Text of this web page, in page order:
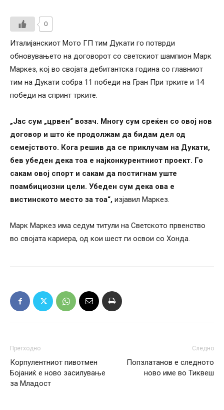
0
Италијанскиот Мото ГП тим Дукати го потврди
обновувањето на договорот со светскиот шампион Марк
Маркез, кој во својата дебитантска година со главниот
тим на Дукати собра 11 победи на Гран При трките и 14
победи на спринт трките.
„Јас сум „црвен“ возач. Многу сум среќен со овој нов
договор и што ќе продолжам да бидам дел од
семејството. Кога решив да се приклучам на Дукати,
бев убеден дека тоа е најконкурентниот проект. Го
сакам овој спорт и сакам да постигнам уште
поамбициозни цели. Убеден сум дека ова е
вистинското место за тоа“, изјавил Маркез.
Марк Маркез има седум титули на Светското првенство
во својата кариера, од кои шест ги освои со Хонда.
Претходно
Корпулентниот пивотмен
Бојаниќ е ново засилување
за Младост
Следно
Попзлатанов е следното
ново име во Тиквеш